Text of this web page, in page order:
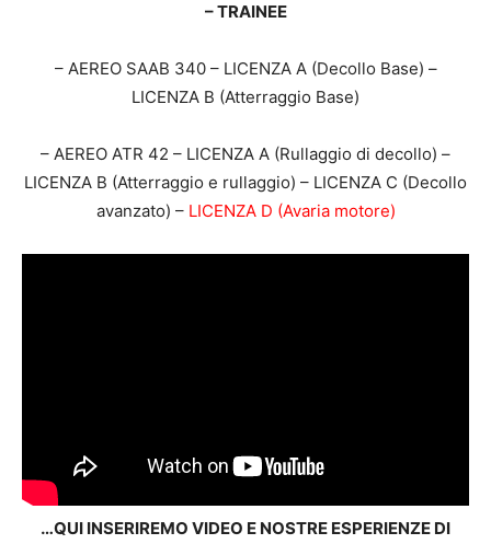
– TRAINEE
– AEREO SAAB 340 – LICENZA A (Decollo Base) –
LICENZA B (Atterraggio Base)
– AEREO ATR 42 – LICENZA A (Rullaggio di decollo) –
LICENZA B (Atterraggio e rullaggio) – LICENZA C (Decollo
avanzato) –LICENZA D (Avaria motore)
…QUI INSERIREMO VIDEO E NOSTRE ESPERIENZE DI